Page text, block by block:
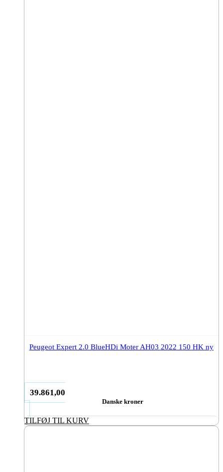
Peugeot Expert 2.0 BlueHDi Moter AH03 2022 150 HK ny
39.861,00
Danske kroner
TILFØJ TIL KURV